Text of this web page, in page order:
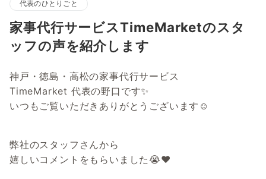
代表のひとりごと
家事代行サービスTimeMarketのスタ
ッフの声を紹介します
神戸・徳島・高松の家事代行サービス
TimeMarket 代表の野口です✨
いつもご覧いただきありがとうございます☺
弊社のスタッフさんから
嬉しいコメントをもらいました😭❤️